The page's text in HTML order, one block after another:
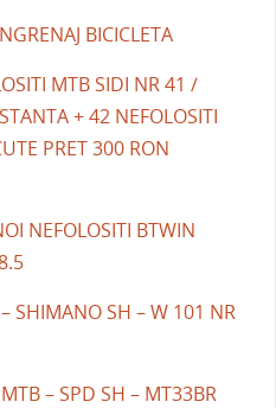
BICICLETA
MTB SIDI NR 41 /
+ 42 NEFOLOSITI
PRET 300 RON
NEFOLOSITI BTWIN
SHIMANO SH – W 101 NR
– SPD SH – MT33BR